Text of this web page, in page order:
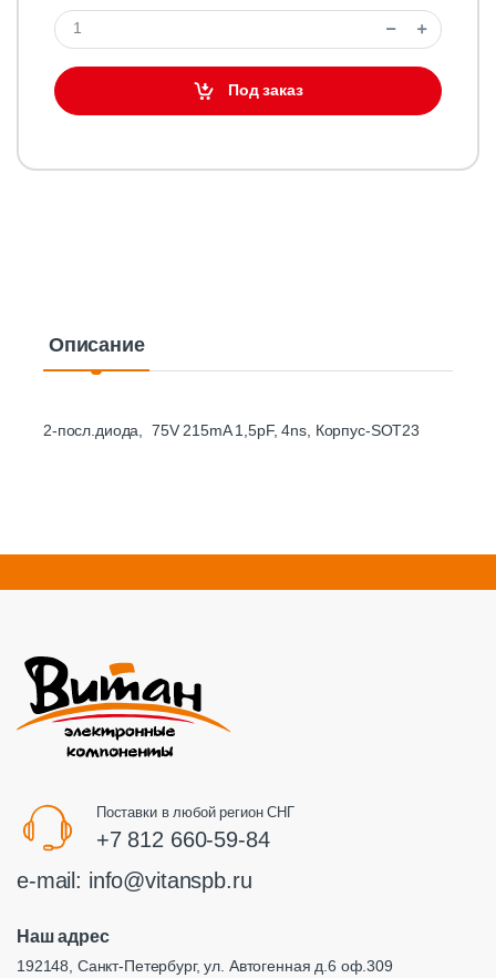
Под заказ
Описание
2-посл.диода, 75V 215mA 1,5pF, 4ns, Корпус-SOT23
Поставки в любой регион СНГ
+7 812 660-59-84
e-mail: info@vitanspb.ru
Наш адрес
192148, Санкт-Петербург, ул. Автогенная д.6 оф.309